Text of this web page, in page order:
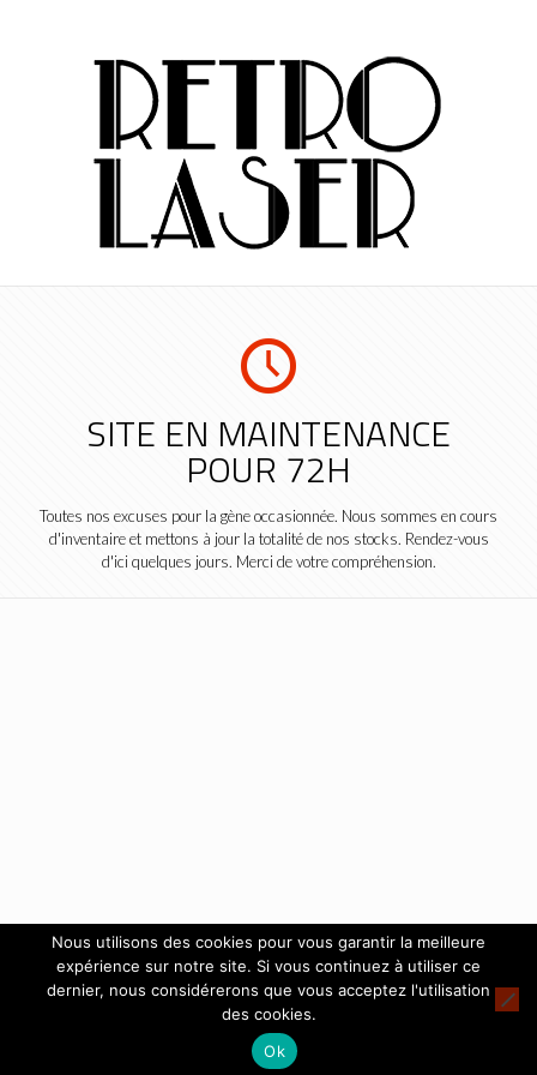
SITE EN MAINTENANCE
POUR 72H
Toutes nos excuses pour la gène occasionnée. Nous sommes en cours
d'inventaire et mettons à jour la totalité de nos stocks. Rendez-vous
d'ici quelques jours. Merci de votre compréhension.
Nous utilisons des cookies pour vous garantir la meilleure
expérience sur notre site. Si vous continuez à utiliser ce
dernier, nous considérerons que vous acceptez l'utilisation
des cookies.
Ok